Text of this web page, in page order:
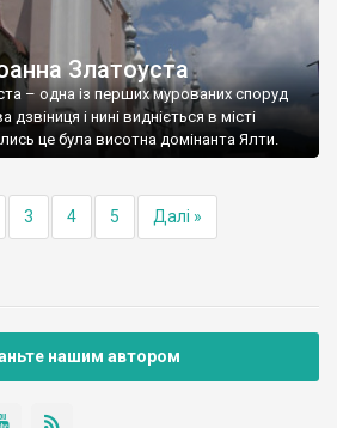
Златоуста
– одна із перших мурованих споруд
і нині видніється в місті
це була висотна домінанта Ялти.
3 4 5 Далі »
нашим автором